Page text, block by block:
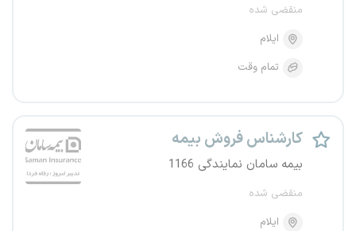
منقضی شده
ایلام
تمام وقت
کارشناس فروش بیمه
بیمه سامان نمایندگی 1166
منقضی شده
ایلام